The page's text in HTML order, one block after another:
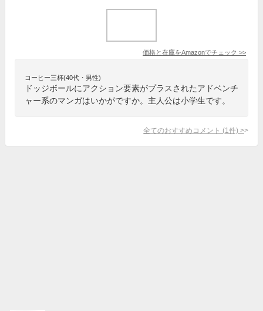
価格と在庫をAmazonでチェック >>
コーヒー三杯(40代・男性)
ドッジボールにアクション要素がプラスされたアドベンチ
ャー系のマンガはいかがですか。主人公は小学生です。
全てのおすすめコメント (1 件) >